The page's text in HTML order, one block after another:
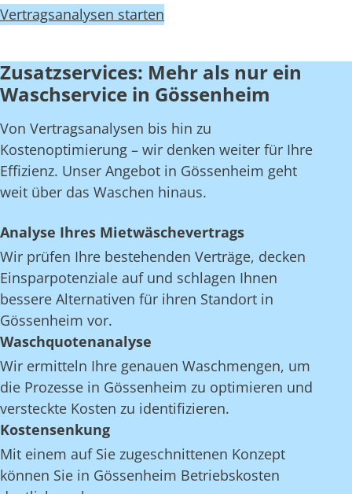
Vertragsanalysen starten
Zusatzservices: Mehr als nur ein
Waschservice in Gössenheim
Von Vertragsanalysen bis hin zu
Kostenoptimierung – wir denken weiter für Ihre
Effizienz. Unser Angebot in Gössenheim geht
weit über das Waschen hinaus.
Analyse Ihres Mietwäschevertrags
Wir prüfen Ihre bestehenden Verträge, decken
Einsparpotenziale auf und schlagen Ihnen
bessere Alternativen für ihren Standort in
Gössenheim vor.
Waschquotenanalyse
Wir ermitteln Ihre genauen Waschmengen, um
die Prozesse in Gössenheim zu optimieren und
versteckte Kosten zu identifizieren.
Kostensenkung
Mit einem auf Sie zugeschnittenen Konzept
können Sie in Gössenheim Betriebskosten